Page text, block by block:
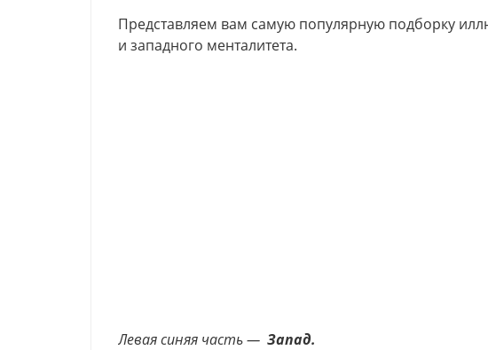
Представляем вам самую популярную подборку
и западного менталитета.
Левая синяя часть — Запад.